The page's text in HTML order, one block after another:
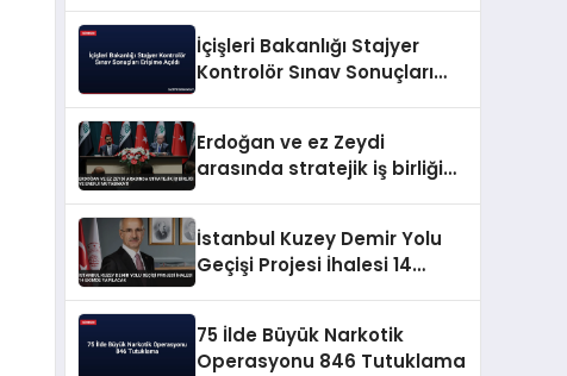
İçişleri Bakanlığı Stajyer
Kontrolör Sınav Sonuçları
Erdoğan ve ez Zeydi
arasında stratejik iş birliği
İstanbul Kuzey Demir Yolu
Geçişi Projesi İhalesi 14
75 İlde Büyük Narkotik
Operasyonu 846 Tutuklama